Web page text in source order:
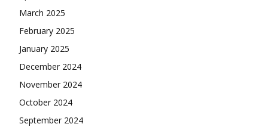
March 2025
February 2025
January 2025
December 2024
November 2024
October 2024
September 2024